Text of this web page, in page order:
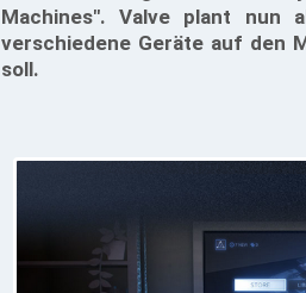
Machines". Valve plant nun
verschiedene Geräte auf den
soll.